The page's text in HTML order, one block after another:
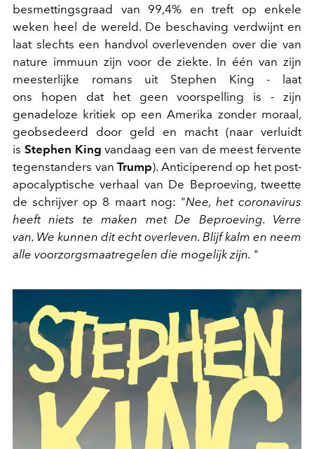
besmettingsgraad van 99,4% en treft op enkele
weken heel de wereld. De beschaving verdwijnt en
laat slechts een handvol overlevenden over die van
nature immuun zijn voor de ziekte. In één van zijn
meesterlijke romans uit Stephen King - laat
ons hopen dat het geen voorspelling is - zijn
genadeloze kritiek op een Amerika zonder moraal,
geobsedeerd door geld en macht (naar verluidt
is Stephen King vandaag een van de meest fervente
tegenstanders van Trump). Anticiperend op het post-
apocalyptische verhaal van De Beproeving, tweette
de schrijver op 8 maart nog: "Nee, het coronavirus
heeft niets te maken met De Beproeving. Verre
van. We kunnen dit echt overleven. Blijf kalm en neem
alle voorzorgsmaatregelen die mogelijk zijn. "